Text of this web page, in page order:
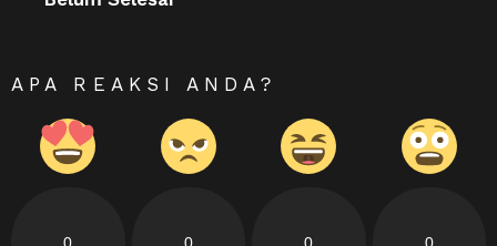
APA REAKSI ANDA?